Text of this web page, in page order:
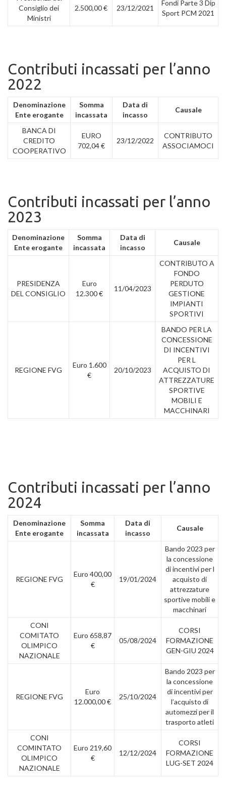
Consiglio dei
Ministri
2.500,00 € 23/12/2021
Fondi Parte 3 Dip
Sport PCM 2021
Contributi incassati per l’anno
2022
Denominazione
Ente erogante
Somma
incassata
Data di
incasso
Causale
BANCA DI
CREDITO
COOPERATIVO
EURO
702,04 €
23/12/2022
CONTRIBUTO
ASSOCIAMOCI
Contributi incassati per l’anno
2023
Denominazione
Ente erogante
Somma
incassata
Data di
incasso
Causale
PRESIDENZA
DEL CONSIGLIO
Euro
12.300 €
11/04/2023
CONTRIBUTO A
FONDO
PERDUTO
GESTIONE
IMPIANTI
SPORTIVI
REGIONE FVG
Euro 1.600
€
20/10/2023
BANDO PER LA
CONCESSIONE
DI INCENTIVI
PER L
ACQUISTO DI
ATTREZZATURE
SPORTIVE
MOBILI E
MACCHINARI
Contributi incassati per l’anno
2024
Denominazione
Ente erogante
Somma
incassata
Data di
incasso
Causale
REGIONE FVG
Euro 400,00
€
19/01/2024
Bando 2023 per
la concessione
di incentivi per l
acquisto di
attrezzature
sportive mobili e
macchinari
CONI
COMITATO
OLIMPICO
NAZIONALE
Euro 658,87
€
05/08/2024
CORSI
FORMAZIONE
GEN-GIU 2024
REGIONE FVG
Euro
12.000,00 €
25/10/2024
Bando 2023 per
la concessione
di incentivi per
l’acquisto di
automezzi per il
trasporto atleti
CONI
COMINTATO
OLIMPICO
NAZIONALE
Euro 219,60
€
12/12/2024
CORSI
FORMAZIONE
LUG-SET 2024